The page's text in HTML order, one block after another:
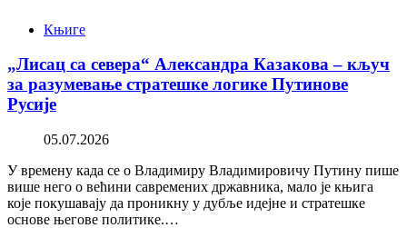
Књиге
„Лисац са севера“ Александра Казакова – кључ
за разумевање стратешке логике Путинове
Русије
05.07.2026
У времену када се о Владимиру Владимировичу Путину пише
више него о већини савремених државника, мало је књига
које покушавају да проникну у дубље идејне и стратешке
основе његове политике.…